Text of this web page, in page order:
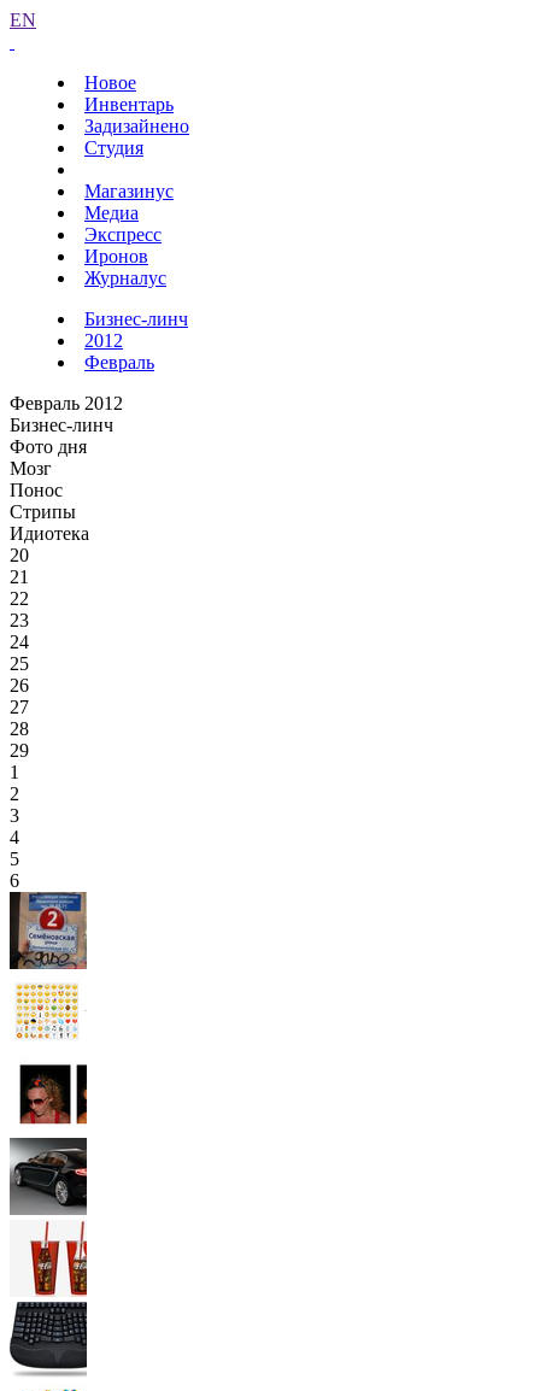
EN
Новое
Инвентарь
Задизайнено
Студия
Магазинус
Медиа
Экспресс
Иронов
Журналус
Бизнес-линч
2012
Февраль
Февраль 2012
Бизнес-линч
Фото дня
Мозг
Понос
Стрипы
Идиотека
20
21
22
23
24
25
26
27
28
29
1
2
3
4
5
6